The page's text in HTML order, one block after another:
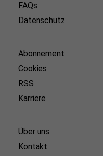
FAQs
Datenschutz
Abonnement
Cookies
RSS
Karriere
Über uns
Kontakt